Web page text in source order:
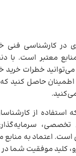
در کارشناسی فنی
معتبر است. با
خطرات
اطمینان حاصل کنید
استفاده از
تخصصی،
است. اعتماد به
کلید موفقیت شما